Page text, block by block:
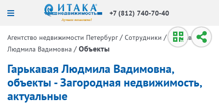
+7 (812) 740-70-40
Агентство недвижимости Петербург / Сотрудники / Гарькавая
Людмила Вадимовна / Объекты
Гарькавая Людмила Вадимовна,
объекты - Загородная недвижимость,
актуальные